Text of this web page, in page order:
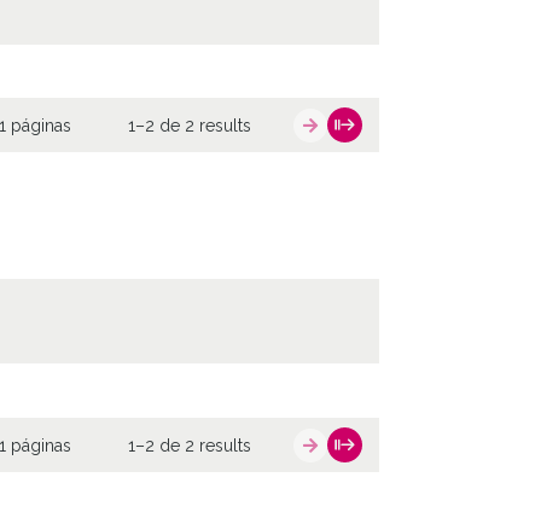
páginas 1–2 de 2 results
páginas 1–2 de 2 results